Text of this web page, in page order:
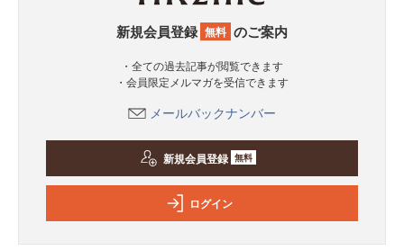
新規会員登録 無料 のご案内
・全ての過去記事が閲覧できます
・会員限定メルマガを受信できます
メールバックナンバー
新規会員登録 無料
ログイン